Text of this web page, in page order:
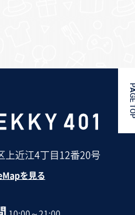
上近江4丁目12番20号
を見る